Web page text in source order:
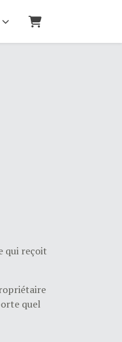
Panier
qui reçoit
quel